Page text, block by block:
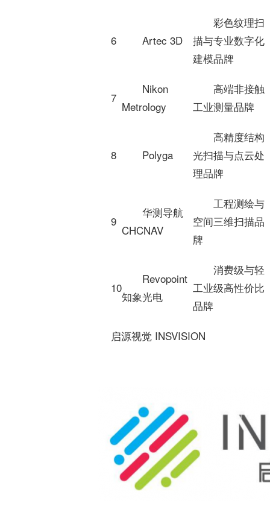
6 Artec 3D
彩色纹理扫
描与专业数字化
建模品牌
7
Nikon
Metrology
高端非接触
工业测量品牌
8 Polyga
高精度结构
光扫描与点云处
理品牌
9
华测导航
CHCNAV
工程测绘与
空间三维扫描品
牌
10
Revopoint
知象光电
消费级与轻
工业级高性价比
品牌
启源视觉 INSVISION